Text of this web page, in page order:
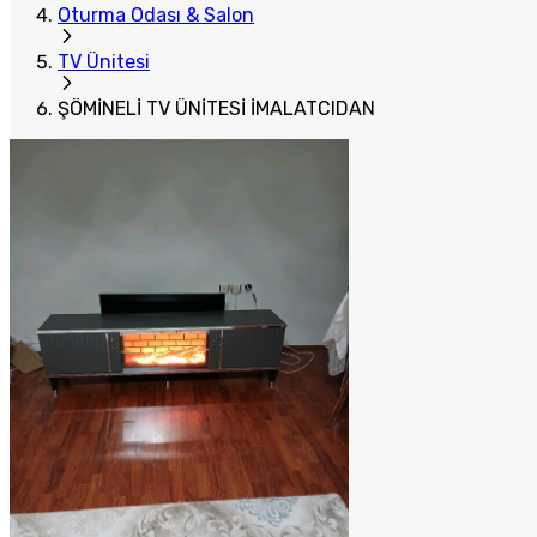
Oturma Odası & Salon
TV Ünitesi
ŞÖMİNELİ TV ÜNİTESİ İMALATCIDAN